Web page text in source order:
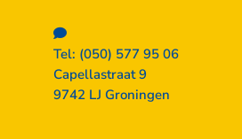
Tel: (050) 577 95 06
Capellastraat 9
9742 LJ Groningen